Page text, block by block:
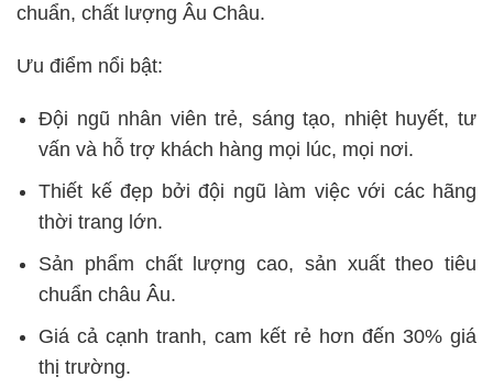
chuẩn, chất lượng Âu Châu.
Ưu điểm nổi bật:
Đội ngũ nhân viên trẻ, sáng tạo, nhiệt huyết, tư
vấn và hỗ trợ khách hàng mọi lúc, mọi nơi.
Thiết kế đẹp bởi đội ngũ làm việc với các hãng
thời trang lớn.
Sản phẩm chất lượng cao, sản xuất theo tiêu
chuẩn châu Âu.
Giá cả cạnh tranh, cam kết rẻ hơn đến 30% giá
thị trường.